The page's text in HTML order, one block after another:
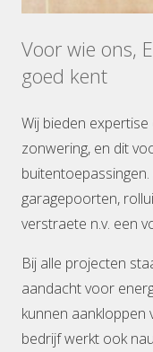
Voor wie ons,
goed kent
Wij bieden
zonwering, en dit
garagepoorten,
verstraete n.v. een
Bij alle projecten
aandacht voor
kunnen
bedrijf werkt ook